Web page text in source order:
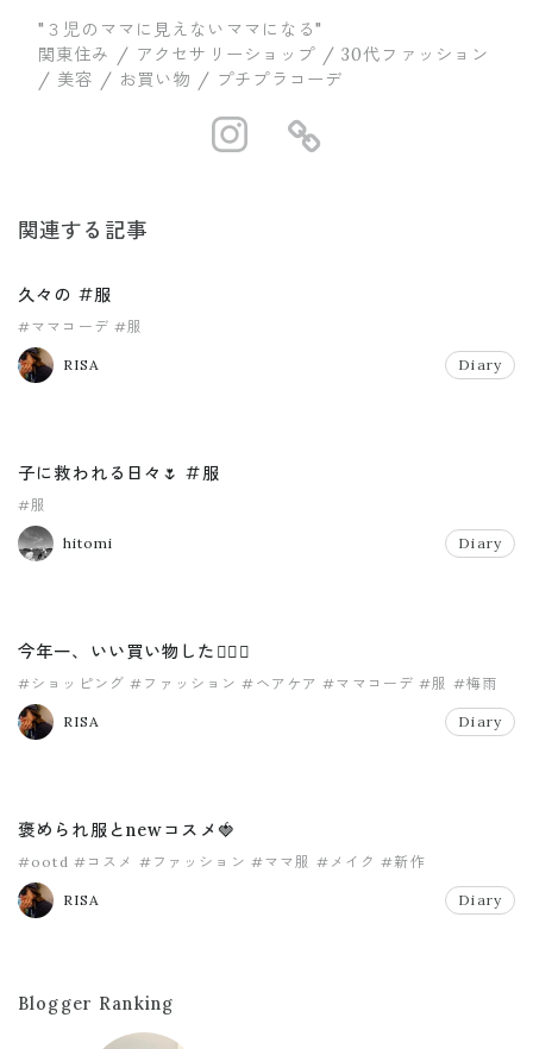
"３児のママに見えないママになる"
関東住み / アクセサリーショップ / 30代ファッション
/ 美容 / お買い物 / プチプラコーデ
https://
関連する記事
久々の #服
#ママコーデ #服
RISA Diary
子に救われる日々🌷 #服
#服
hitomi Diary
今年一、いい買い物した😮‍💨💸
#ショッピング #ファッション #ヘアケア #ママコーデ #服 #梅雨
RISA Diary
褒められ服とnewコスメ🍓
#ootd #コスメ #ファッション #ママ服 #メイク #新作
RISA Diary
Blogger Ranking